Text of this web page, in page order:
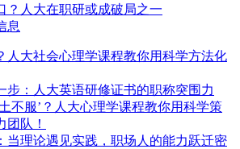
？人大在职研或成破局之一
息
人大社会心理学课程教你用科学方法化
步：人大英语研修证书的职称突围力
不服’？人大心理学课程教你用科学策
团队！
当理论遇见实践，职场人的能力跃迁密